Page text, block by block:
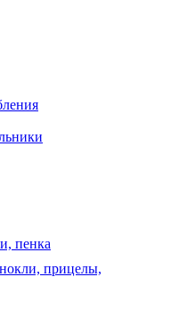
пенка
прицелы,